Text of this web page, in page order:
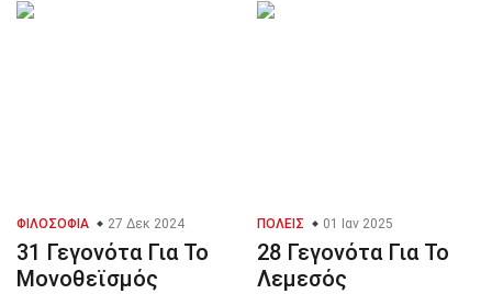
ΦΙΛΟΣΟΦΊΑ 27 Δεκ 2024
31 Γεγονότα Για Το
Μονοθεϊσμός
ΠΌΛΕΙΣ 01 Ιαν 2025
28 Γεγονότα Για Το
Λεμεσός